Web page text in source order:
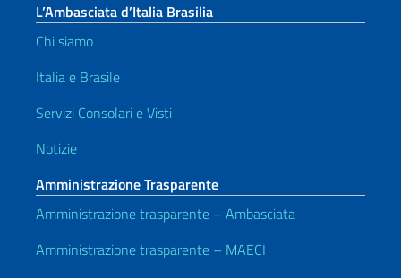
L’Ambasciata d’Italia Brasilia
Chi siamo
Italia e Brasile
Servizi Consolari e Visti
Notizie
Amministrazione Trasparente
Amministrazione trasparente – Ambasciata
Amministrazione trasparente – MAECI